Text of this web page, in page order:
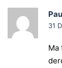
31
Ma